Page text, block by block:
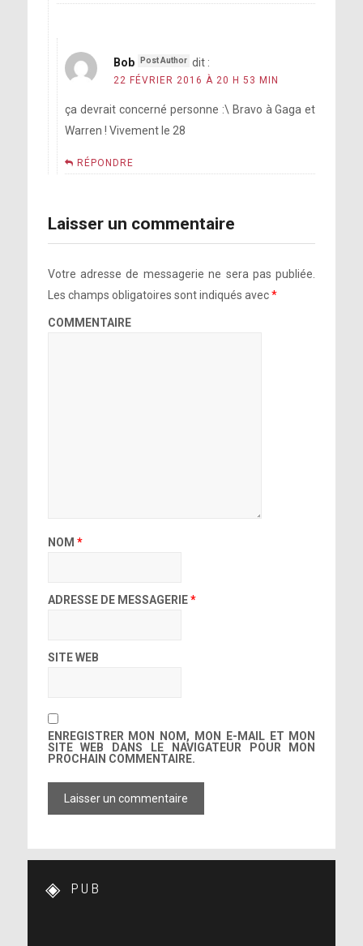
Bob dit :
22 FÉVRIER 2016 À 20 H 53 MIN
ça devrait concerné personne :\ Bravo à Gaga et
Warren ! Vivement le 28
RÉPONDRE
Laisser un commentaire
Votre adresse de messagerie ne sera pas publiée.
Les champs obligatoires sont indiqués avec*
COMMENTAIRE
NOM *
ADRESSE DE MESSAGERIE*
SITE WEB
ENREGISTRER MON NOM, MON E-MAIL ET MON
SITE WEB DANS LE NAVIGATEUR POUR MON
PROCHAIN COMMENTAIRE.
PUB